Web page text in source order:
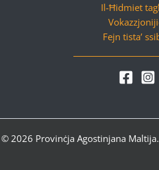
Il-Ħidmiet
Fejn tista’
© 2026 Provinċja Agostinjana